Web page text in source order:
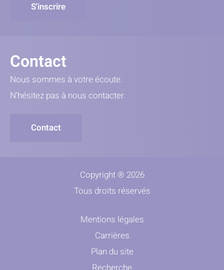
S'inscrire
Contact
Nous sommes à votre écoute.
N'hésitez pas à nous contacter.
Contact
Copyright ® 2026
Tous droits réservés
Mentions légales
Carrières
Plan du site